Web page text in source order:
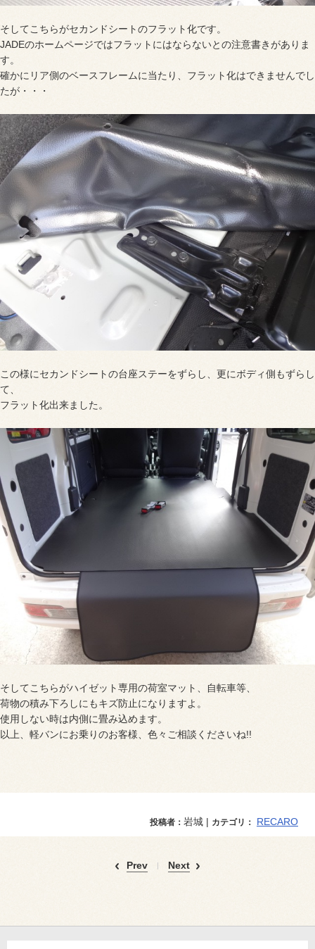
そしてこちらがセカンドシートのフラット化です。
JADEのホームページではフラットにはならないとの注意書きがありま
す。
確かにリア側のベースフレームに当たり、フラット化はできませんでし
たが・・・
この様にセカンドシートの台座ステーをずらし、更にボディ側もずらし
て、
フラット化出来ました。
そしてこちらがハイゼット専用の荷室マット、自転車等、
荷物の積み下ろしにもキズ防止になりますよ。
使用しない時は内側に畳み込めます。
以上、軽バンにお乗りのお客様、色々ご相談くださいね!!
投稿者： 岩城 | カテゴリ： RECARO
Prev Next